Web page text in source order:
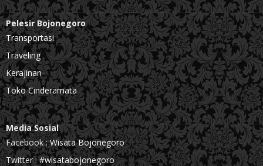
Pelesir Bojonegoro
Transportasi
Traveling
Kerajinan
Toko Cinderamata
Media Sosial
Facebook :Wisata Bojonegoro
Twitter :#wisatabojonegoro